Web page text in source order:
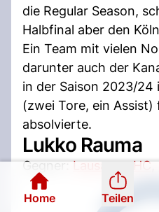
die Regular Season,
Halbfinal aber den
Ein Team mit vielen
darunter auch der
in der Saison 2023/24
(zwei Tore, ein Assist)
absolvierte.
Lukko Rauma
Gegner:Lausanne HC,
Home Teilen